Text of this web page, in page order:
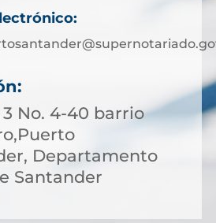
No. 4-40 barrio
Departamento
Santander